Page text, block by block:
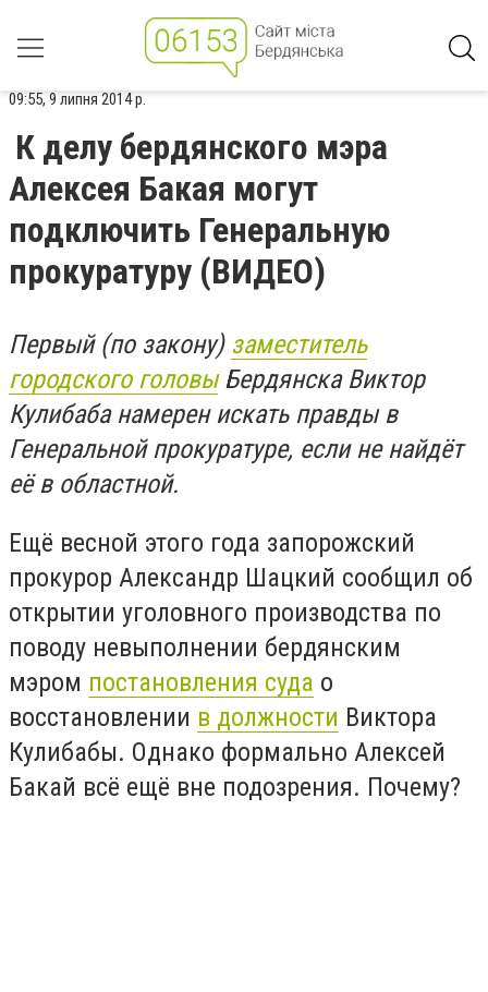
09:55, 9 липня 2014 р.
К делу бердянского мэра
Алексея Бакая могут
подключить Генеральную
прокуратуру (ВИДЕО)
Первый (по закону) заместитель
городского головыБердянска Виктор
Кулибаба намерен искать правды в
Генеральной прокуратуре, если не найдёт
её в областной.
Ещё весной этого года запорожский
прокурор Александр Шацкий сообщил об
открытии уголовного производства по
поводу невыполнении бердянским
мэром постановления суда о
восстановлении в должности Виктора
Кулибабы. Однако формально Алексей
Бакай всё ещё вне подозрения. Почему?